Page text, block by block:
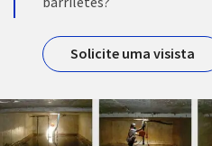
Solicite uma visista